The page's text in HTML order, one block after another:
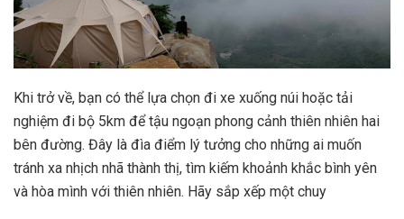
Khi trở về, bạn có thể lựa chọn đi xe xuống núi hoặc tải
nghiệm đi bộ 5km để tậu ngoạn phong cảnh thiên nhiên hai
bên đường. Đây là đìa điểm lý tưởng cho những ai muốn
tránh xa nhịch nhã thành thị, tìm kiếm khoảnh khắc bình yên
và hòa mình với thiên nhiên. Hãy sắp xếp một chuy